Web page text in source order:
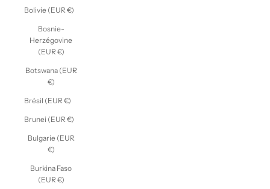
Bolivie (EUR €)
Bosnie-
Herzégovine
(EUR €)
Botswana (EUR
€)
Brésil (EUR €)
Brunei (EUR €)
Bulgarie (EUR
€)
Burkina Faso
(EUR €)